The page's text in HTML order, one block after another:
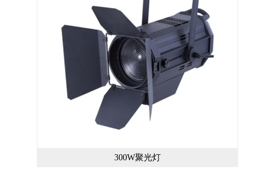
300W聚光灯